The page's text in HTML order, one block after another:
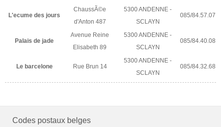
L'ecume des jours
ChaussÃ©e
d'Anton 487
5300 ANDENNE -
SCLAYN
085/84.57.07
Palais de jade
Avenue Reine
Elisabeth 89
5300 ANDENNE -
SCLAYN
085/84.40.08
Le barcelone Rue Brun 14
5300 ANDENNE -
SCLAYN
085/84.32.68
Codes postaux belges